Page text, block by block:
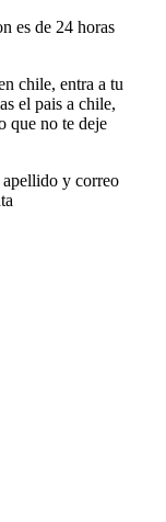
es de 24 horas
chile, entra a tu
el pais a chile,
que no te deje
y correo